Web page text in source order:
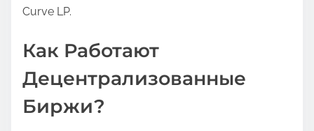
Curve LP.
Как Работают
Децентрализованные
Биржи?